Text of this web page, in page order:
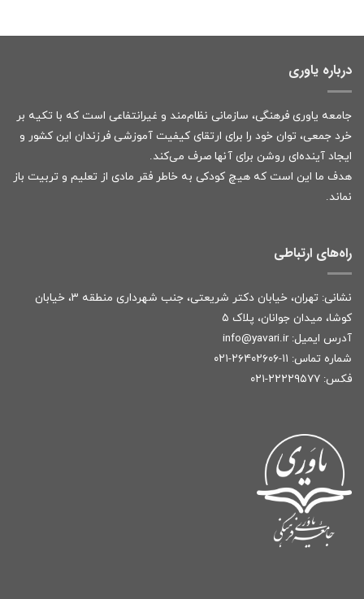
درباره یاوری
جامعه یاوری فرهنگی، سازمانی نظام‌مند و غیرانتفاعی است که با تکیه بر
خرد جمعی، توان خود را برای ارتقای کیفیت آموزشی فرزندان این کشور و
ایجاد آینده‌ای روشن برای آنها صرف می‌کند.
هدف ما این است که هیچ کودکی به خاطر فقر مادی از تعلیم و تربیت باز
نماند.
راه‌های ارتباطی
نشانی: تهران، خیابان دکتر شریعتی، جنب شهرداری منطقه ۳، خیابان
کوشا، میدان جوانان، پلاک ۵
آدرس ایمیل: info@yavari.ir
شماره تماس: ۱۱-۲۶۴۰۲۶۰۶-۰۲۱
فکس: ۲۲۲۲۹۵۷۷-۰۲۱